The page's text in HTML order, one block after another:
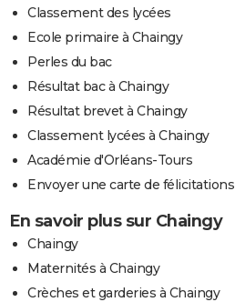
Classement des lycées
Ecole primaire à Chaingy
Perles du bac
Résultat bac à Chaingy
Résultat brevet à Chaingy
Classement lycées à Chaingy
Académie d'Orléans-Tours
Envoyer une carte de félicitations
En savoir plus sur Chaingy
Chaingy
Maternités à Chaingy
Crèches et garderies à Chaingy